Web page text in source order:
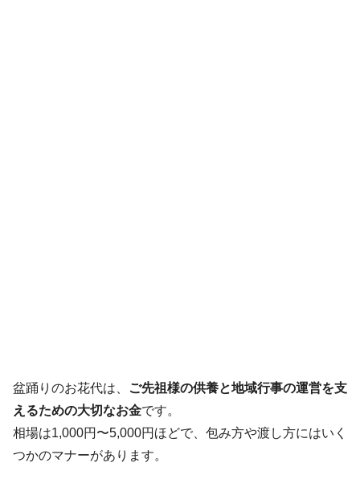
盆踊りのお花代は、
ご先祖様の供養と地域行事の運営を支
えるための大切なお金です。
相場は1,000円〜5,000円ほどで、包み方や渡し方にはいく
つかのマナーがあります。